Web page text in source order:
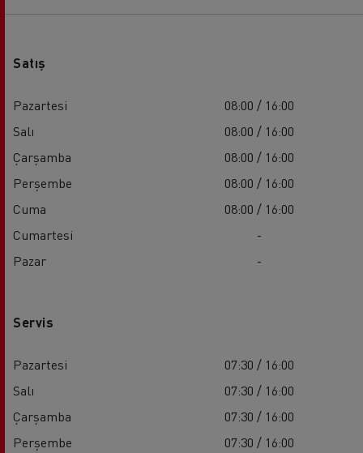
Satış
Pazartesi
08:00 / 16:00
Salı
08:00 / 16:00
Çarşamba
08:00 / 16:00
Perşembe
08:00 / 16:00
Cuma
08:00 / 16:00
Cumartesi
-
Pazar
-
Servis
Pazartesi
07:30 / 16:00
Salı
07:30 / 16:00
Çarşamba
07:30 / 16:00
Perşembe
07:30 / 16:00